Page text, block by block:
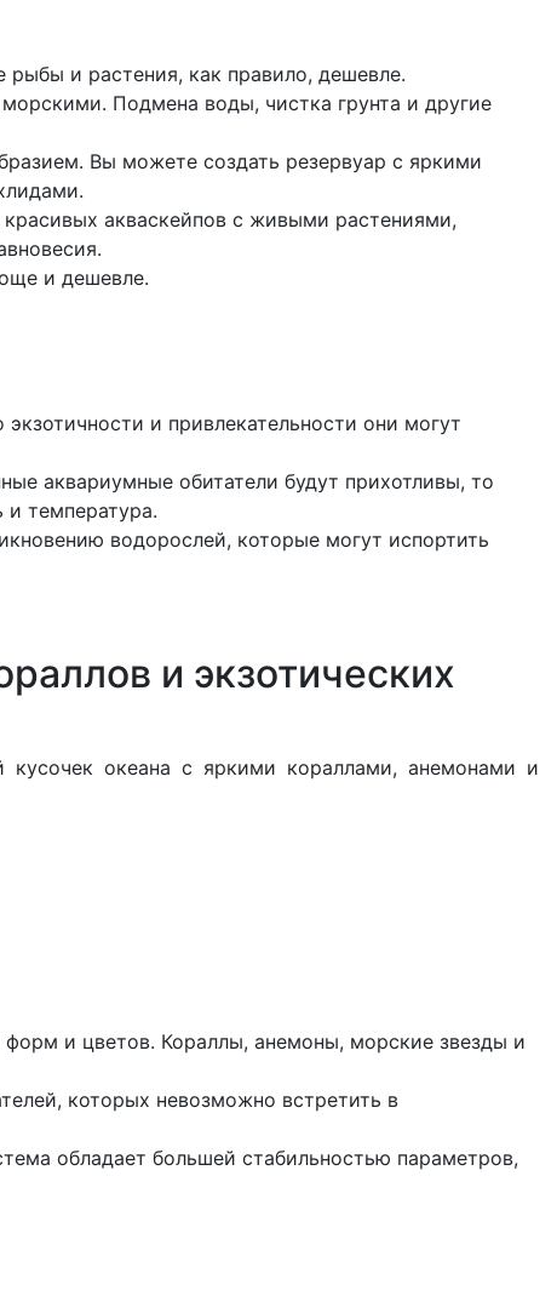
и растения, как правило, дешевле.
Подмена воды, чистка грунта и другие
Вы можете создать резервуар с яркими
акваскейпов с живыми растениями,
и дешевле.
и привлекательности они могут
аквариумные обитатели будут прихотливы, то
температура.
водорослей, которые могут испортить
и экзотических
кусочек океана с яркими кораллами, анемонами и
и цветов. Кораллы, анемоны, морские звезды и
которых невозможно встретить в
обладает большей стабильностью параметров,